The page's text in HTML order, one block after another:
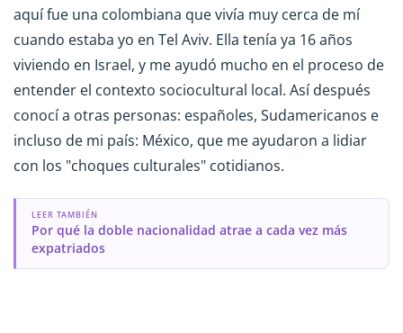
aquí fue una colombiana que vivía muy cerca de mí
cuando estaba yo en Tel Aviv. Ella tenía ya 16 años
viviendo en Israel, y me ayudó mucho en el proceso de
entender el contexto sociocultural local. Así después
conocí a otras personas: españoles, Sudamericanos e
incluso de mi país: México, que me ayudaron a lidiar
con los "choques culturales" cotidianos.
LEER TAMBIÉN
Por qué la doble nacionalidad atrae a cada vez más
expatriados